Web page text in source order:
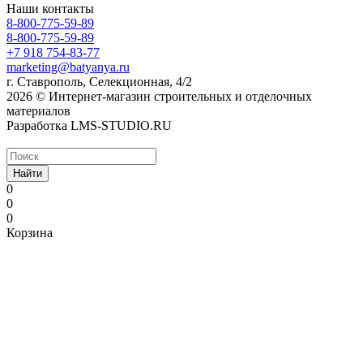
Наши контакты
8-800-775-59-89
8-800-775-59-89
+7 918 754-83-77
marketing@batyanya.ru
г. Ставрополь, Селекционная, 4/2
2026 © Интернет-магазин строительных и отделочных
материалов
Разработка LMS-STUDIO.RU
Найти
0
0
0
Корзина